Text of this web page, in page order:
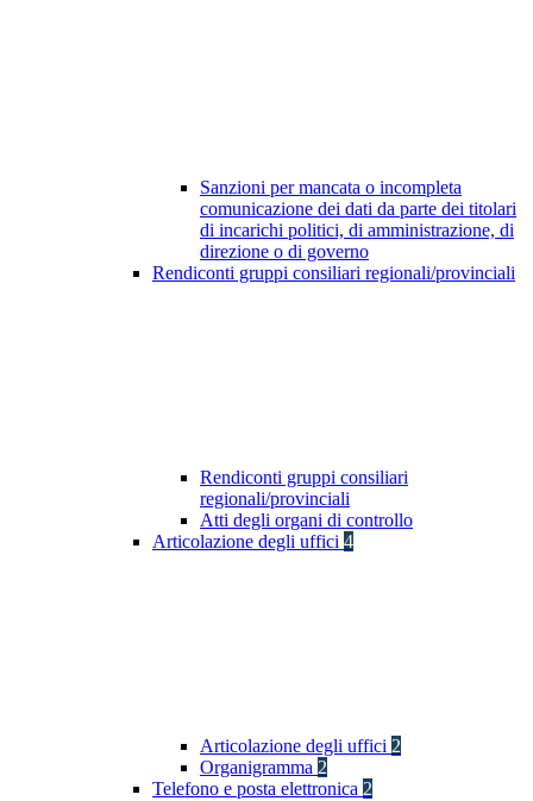
Sanzioni per mancata o incompleta
comunicazione dei dati da parte dei titolari
di incarichi politici, di amministrazione, di
direzione o di governo
Rendiconti gruppi consiliari regionali/provinciali
Rendiconti gruppi consiliari
regionali/provinciali
Atti degli organi di controllo
Articolazione degli uffici 4
Articolazione degli uffici 2
Organigramma 2
Telefono e posta elettronica 2